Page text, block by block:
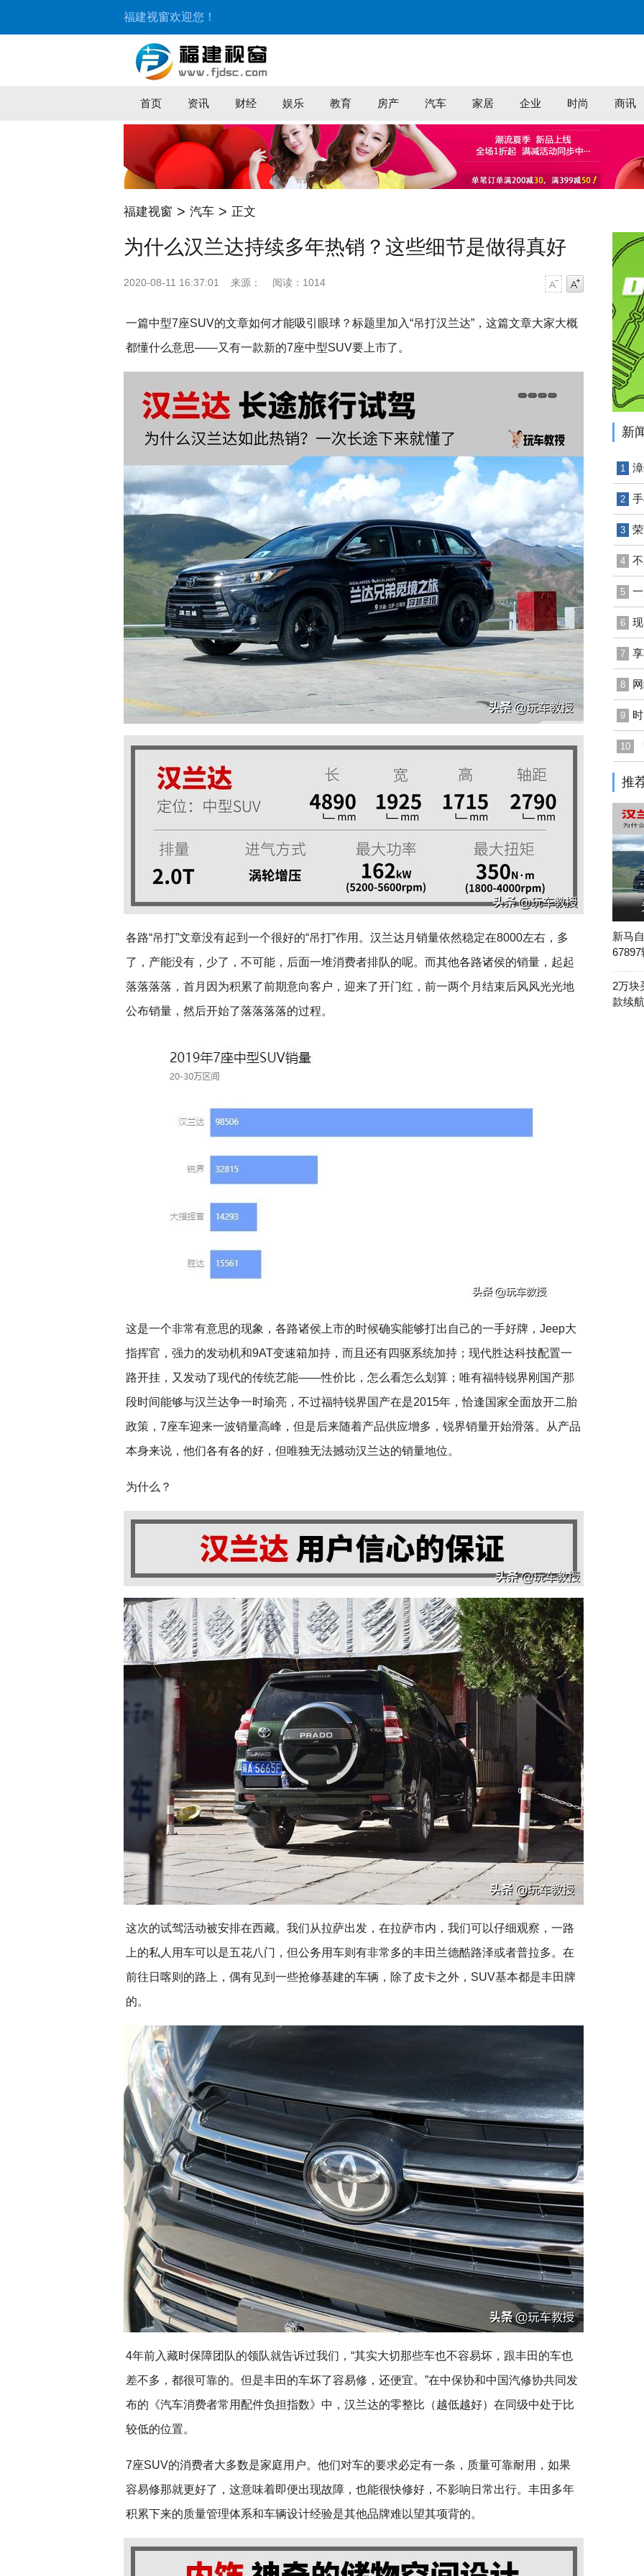
福建视窗欢迎您！
首页 资讯 财经 娱乐 教育 房产 汽车 家居 企业 时尚 商讯
福建视窗 > 汽车 > 正文
为什么汉兰达持续多年热销？这些细节是做得真好
2020-08-11 16:37:01 来源： 阅读：1014
一篇中型7座SUV的文章如何才能吸引眼球？标题里加入“吊打汉兰达”，这篇文章大家大概
都懂什么意思——又有一款新的7座中型SUV要上市了。
各路“吊打”文章没有起到一个很好的“吊打”作用。汉兰达月销量依然稳定在8000左右，多
了，产能没有，少了，不可能，后面一堆消费者排队的呢。而其他各路诸侯的销量，起起
落落落落，首月因为积累了前期意向客户，迎来了开门红，前一两个月结束后风风光光地
公布销量，然后开始了落落落落的过程。
这是一个非常有意思的现象，各路诸侯上市的时候确实能够打出自己的一手好牌，Jeep大
指挥官，强力的发动机和9AT变速箱加持，而且还有四驱系统加持；现代胜达科技配置一
路开挂，又发动了现代的传统艺能——性价比，怎么看怎么划算；唯有福特锐界刚国产那
段时间能够与汉兰达争一时瑜亮，不过福特锐界国产在是2015年，恰逢国家全面放开二胎
政策，7座车迎来一波销量高峰，但是后来随着产品供应增多，锐界销量开始滑落。从产品
本身来说，他们各有各的好，但唯独无法撼动汉兰达的销量地位。
为什么？
这次的试驾活动被安排在西藏。我们从拉萨出发，在拉萨市内，我们可以仔细观察，一路
上的私人用车可以是五花八门，但公务用车则有非常多的丰田兰德酷路泽或者普拉多。在
前往日喀则的路上，偶有见到一些抢修基建的车辆，除了皮卡之外，SUV基本都是丰田牌
的。
4年前入藏时保障团队的领队就告诉过我们，“其实大切那些车也不容易坏，跟丰田的车也
差不多，都很可靠的。但是丰田的车坏了容易修，还便宜。”在中保协和中国汽修协共同发
布的《汽车消费者常用配件负担指数》中，汉兰达的零整比（越低越好）在同级中处于比
较低的位置。
7座SUV的消费者大多数是家庭用户。他们对车的要求必定有一条，质量可靠耐用，如果
容易修那就更好了，这意味着即便出现故障，也能很快修好，不影响日常出行。丰田多年
积累下来的质量管理体系和车辆设计经验是其他品牌难以望其项背的。
新
1
2
3
4
5
6
7
8
9
10
推
新马
2万块
款续